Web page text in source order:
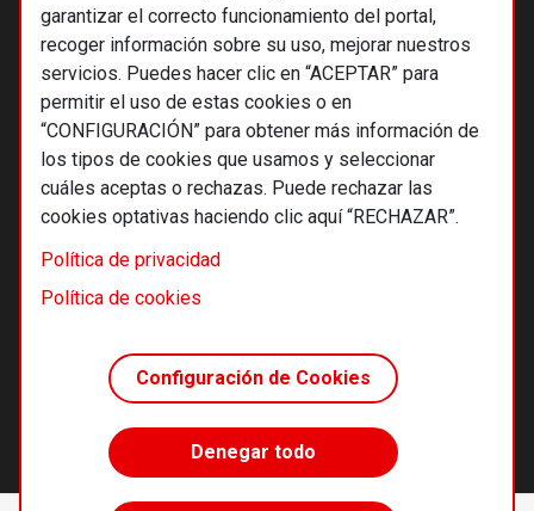
garantizar el correcto funcionamiento del portal,
recoger información sobre su uso, mejorar nuestros
servicios. Puedes hacer clic en “ACEPTAR” para
permitir el uso de estas cookies o en
“CONFIGURACIÓN” para obtener más información de
los tipos de cookies que usamos y seleccionar
cuáles aceptas o rechazas. Puede rechazar las
cookies optativas haciendo clic aquí “RECHAZAR”.
Política de privacidad
Política de cookies
Configuración de Cookies
Denegar todo
© 2026 Alternativas económicas SCCL
Footer
Términos y condiciones de uso
Política de cookies
Principios editoriales